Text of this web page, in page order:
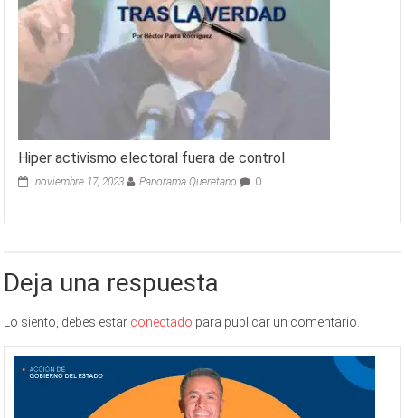
Hiper activismo electoral fuera de control
noviembre 17, 2023 Panorama Queretano 0
Deja una respuesta
Lo siento, debes estar conectado para publicar un comentario.